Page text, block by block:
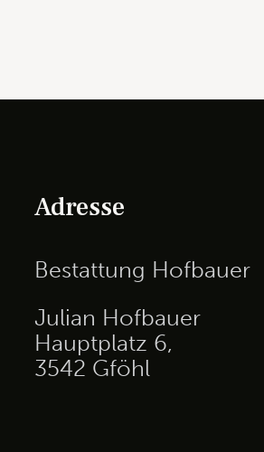
Adresse
Bestattung Hofbauer
Julian Hofbauer
Hauptplatz 6,
3542 Gföhl